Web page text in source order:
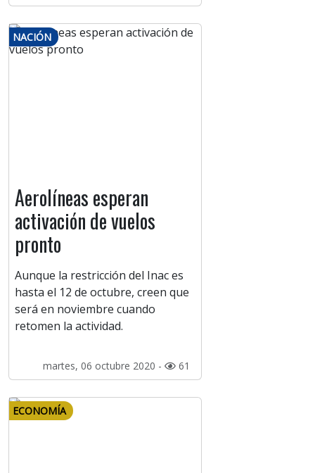
NACIÓN
Aerolíneas esperan
activación de vuelos
pronto
Aunque la restricción del Inac es
hasta el 12 de octubre, creen que
será en noviembre cuando
retomen la actividad.
martes, 06 octubre 2020 - 61
ECONOMÍA